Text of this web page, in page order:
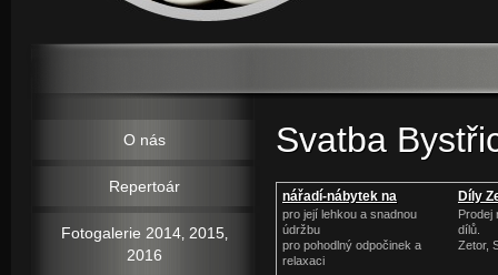
Svatba
nářadí-nábytek na
zahradu
pro její lehkou a snadnou
údržbu
pro pohodlný odpočinek a
relaxaci
Díly
Prodej
dílů.
Zetor,
O nás
Repertoár
Fotogalerie 2014‚ 2015‚
2016